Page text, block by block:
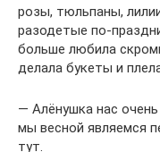
розы, тюльпаны,
разодетые по-
больше любила
делала букеты и
— Алёнушка нас
мы весной являемся
тут.